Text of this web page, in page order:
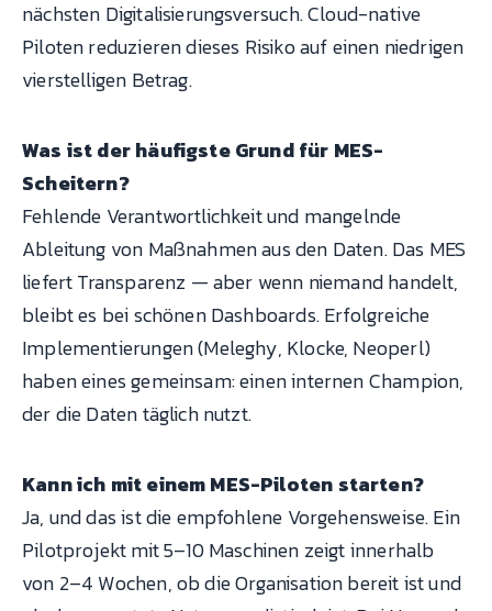
nächsten Digitalisierungsversuch. Cloud-native
Piloten reduzieren dieses Risiko auf einen niedrigen
vierstelligen Betrag.
Was ist der häufigste Grund für MES-
Scheitern?
Fehlende Verantwortlichkeit und mangelnde
Ableitung von Maßnahmen aus den Daten. Das MES
liefert Transparenz — aber wenn niemand handelt,
bleibt es bei schönen Dashboards. Erfolgreiche
Implementierungen (Meleghy, Klocke, Neoperl)
haben eines gemeinsam: einen internen Champion,
der die Daten täglich nutzt.
Kann ich mit einem MES-Piloten starten?
Ja, und das ist die empfohlene Vorgehensweise. Ein
Pilotprojekt mit 5–10 Maschinen zeigt innerhalb
von 2–4 Wochen, ob die Organisation bereit ist und